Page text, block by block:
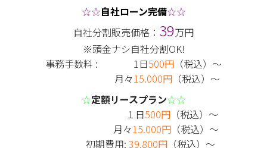
☆☆自社ローン完備☆☆
自社分割販売価格： 39万円
※頭金ナシ自社分割OK!
事務手数料 : 1日500円 （税込）～
月々15.000円（税込）～
☆定額リースプラン☆☆
１日500円（税込）～
月々15.000円（税込）～
初期費用: 39.800円（税込）～